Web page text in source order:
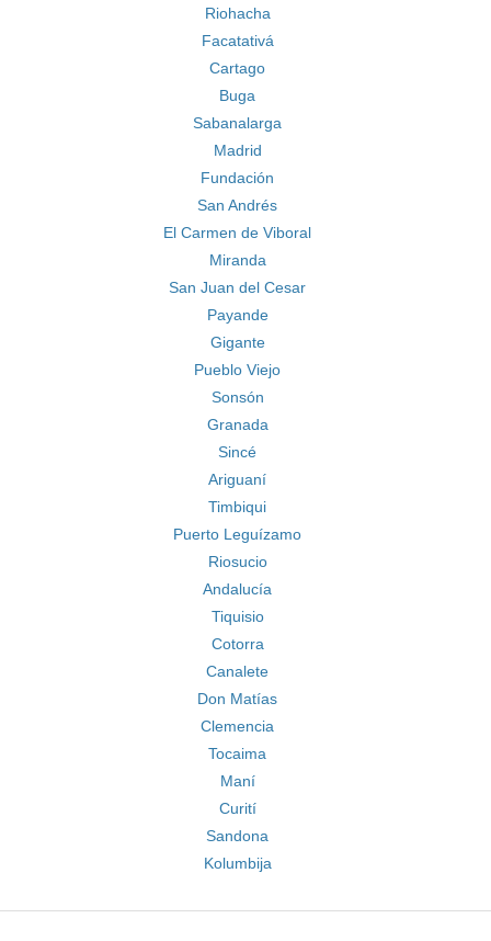
Riohacha
Facatativá
Cartago
Buga
Sabanalarga
Madrid
Fundación
San Andrés
El Carmen de Viboral
Miranda
San Juan del Cesar
Payande
Gigante
Pueblo Viejo
Sonsón
Granada
Sincé
Ariguaní
Timbiqui
Puerto Leguízamo
Riosucio
Andalucía
Tiquisio
Cotorra
Canalete
Don Matías
Clemencia
Tocaima
Maní
Curití
Sandona
Kolumbija